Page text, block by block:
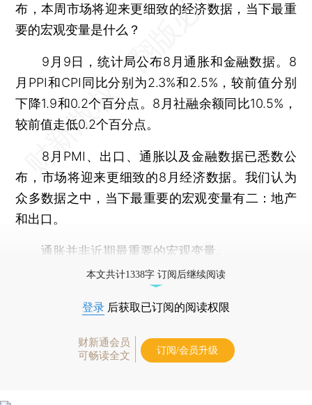
布，本周市场将迎来更细致的经济数据，当下最重
要的宏观变量是什么？
9月9日，统计局公布8月通胀和金融数据。8
月PPI和CPI同比分别为2.3%和2.5%，较前值分别
下降1.9和0.2个百分点。8月社融余额同比10.5%，
较前值走低0.2个百分点。
8月PMI、出口、通胀以及金融数据已悉数公
布，市场将迎来更细致的8月经济数据。我们认为
众多数据之中，当下最重要的宏观变量有二：地产
和出口。
通胀并非近期最重要的宏观变量。
本文共计1338字 订阅后继续阅读
登录 后获取已订阅的阅读权限
财新通会员
可畅读全文
订阅/会员升级